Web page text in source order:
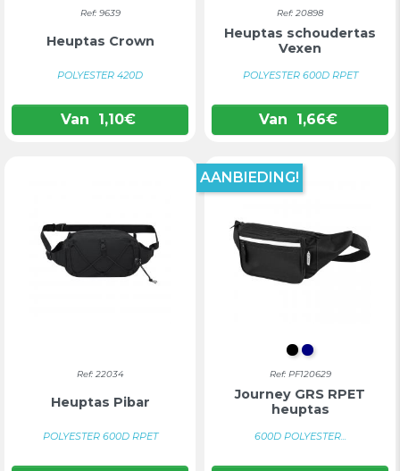
Ref: 9639
Heuptas Crown
POLYESTER 420D
Van 1,10€
Ref: 20898
Heuptas schoudertas
Vexen
POLYESTER 600D RPET
Van 1,66€
Ref: 22034
Heuptas Pibar
POLYESTER 600D RPET
INTENS
Ref: PF120629
Journey GRS RPET
heuptas
600D POLYESTER...
AANBIEDING!